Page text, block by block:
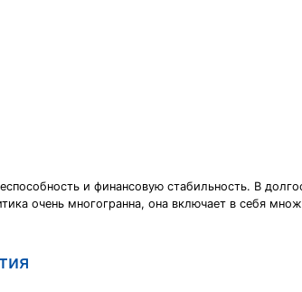
и финансовую стабильность. В
очень многогранна, она включает в себя